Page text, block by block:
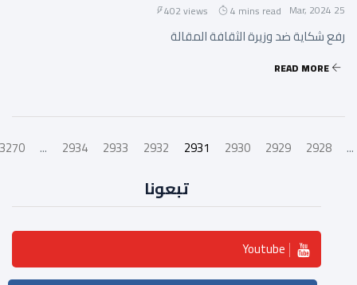
25 Mar, 2024
4 mins read
402 views
رفع شكاية ضد وزيرة الثقافة المقالة
READ MORE
...
2928
2929
2930
2931
2932
2933
2934
...
3270
تبعونا
Youtube